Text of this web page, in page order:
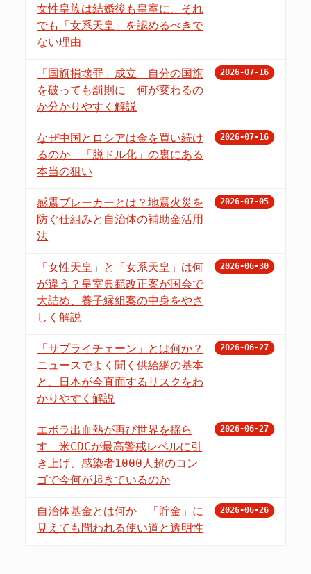
女性皇族は結婚後も皇室に、それ
でも「女系天皇」を認めるべきで
ない理由
「国旗損壊罪」成立 自分の国旗
を破っても罰則に 何が変わるの
か分かりやすく解説
2026-07-16
なぜ中国とロシアは金を買い続け
るのか 「脱ドル化」の裏にある
本当の狙い
2026-07-16
感震ブレーカーとは？地震火災を
防ぐ仕組みと自治体の補助金活用
法
2026-07-05
「女性天皇」と「女系天皇」は何
が違う？皇室典範改正案が国会で
大詰め、養子縁組案の中身をやさ
しく解説
2026-06-30
「サプライチェーン」とは何か？
ニュースでよく聞く供給網の基本
と、日本が今直面するリスクをわ
かりやすく解説
2026-06-27
エボラ出血熱が再び世界を揺ら
す 米CDCが最高警戒レベルに引
き上げ、感染者1000人超のコン
ゴで今何が起きているのか
2026-06-27
自治体基金とは何か 「貯金」に
見えても問われる使い道と透明性
2026-06-26